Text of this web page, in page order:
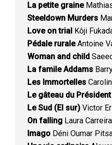
La petite graine
Steeldown Murders
Love on trial Kôji
Pédale ruraleAntoine
Woman and child
La famile Addams
Les Immortelles
Le gâteau du Président
Le Sud (El sur) Victor
On falling Laura Carreira
Imago Déni Oumar